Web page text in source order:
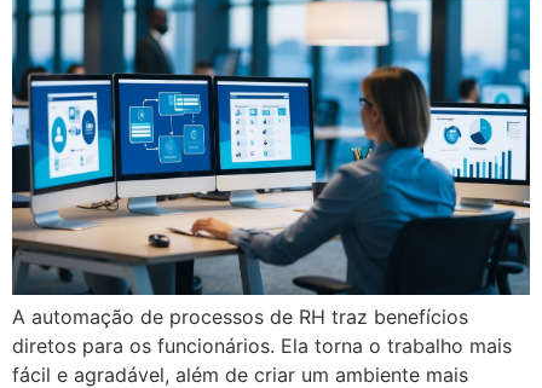
A automação de processos de RH traz benefícios
diretos para os funcionários. Ela torna o trabalho mais
fácil e agradável, além de criar um ambiente mais